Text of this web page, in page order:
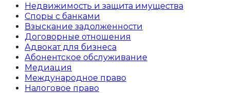
Недвижимость и защита имущества
Споры с банками
Взыскание задолженности
Договорные отношения
Адвокат для бизнеса
Абoнентское обслуживание
Медиация
Международное право
Налоговое право